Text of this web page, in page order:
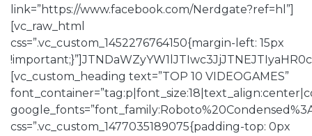
link=”https://www.facebook.com/Nerdgate?ref=hl”]
[vc_raw_html
css=”.vc_custom_1452276764150{margin-left: 15px
[vc_custom_heading text=”TOP 10 VIDEOGAMES”
css=”.vc_custom_1477035189075{padding-top: 0px